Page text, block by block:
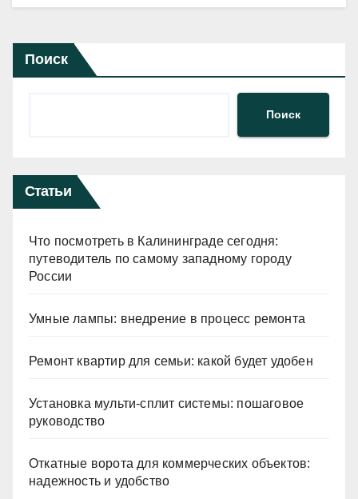
Поиск
Поиск
Статьи
Что посмотреть в Калининграде сегодня:
путеводитель по самому западному городу
России
Умные лампы: внедрение в процесс ремонта
Ремонт квартир для семьи: какой будет удобен
Установка мульти-сплит системы: пошаговое
руководство
Откатные ворота для коммерческих объектов:
надежность и удобство